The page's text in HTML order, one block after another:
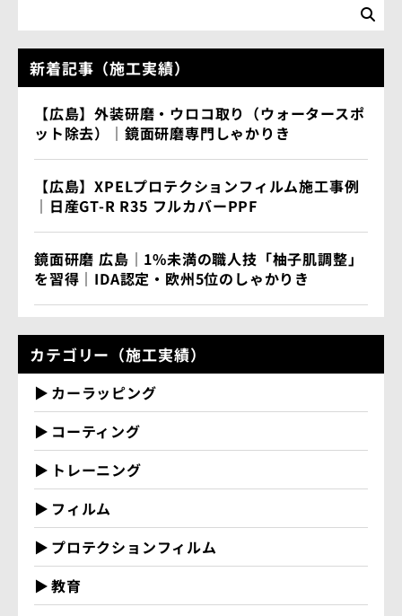
新着記事（施工実績）
【広島】外装研磨・ウロコ取り（ウォータースポ
ット除去）｜鏡面研磨専門しゃかりき
【広島】XPELプロテクションフィルム施工事例
｜日産GT-R R35 フルカバーPPF
鏡面研磨 広島｜1%未満の職人技「柚子肌調整」
を習得｜IDA認定・欧州5位のしゃかりき
カテゴリー（施工実績）
カーラッピング
コーティング
トレーニング
フィルム
プロテクションフィルム
教育